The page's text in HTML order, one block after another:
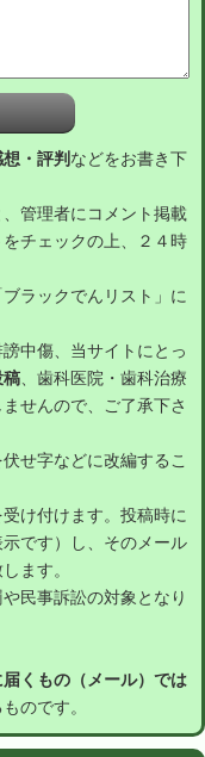
・評判 などをお書き下
管理者にコメント掲載
チェックの上、２４時
ラックでんリスト」に
中傷、当サイトにとっ
稿、歯科医院・歯科治療
せんので、ご了承下さ
せ字などに改編するこ
け付けます。投稿時に
です）し、そのメール
ます。
民事訴訟の対象となり
くもの（メール）では
のです。